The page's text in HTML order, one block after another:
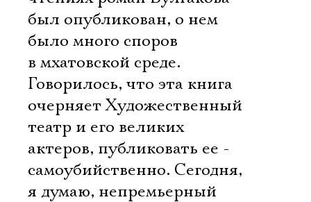
был опубликован, о нем
было много споров
в мхатовской среде.
Говорилось, что эта книга
очерняет Художественный
театр и его великих
актеров, публиковать ее -
самоубийственно. Сегодня,
я думаю, непремьерный
Электропочта